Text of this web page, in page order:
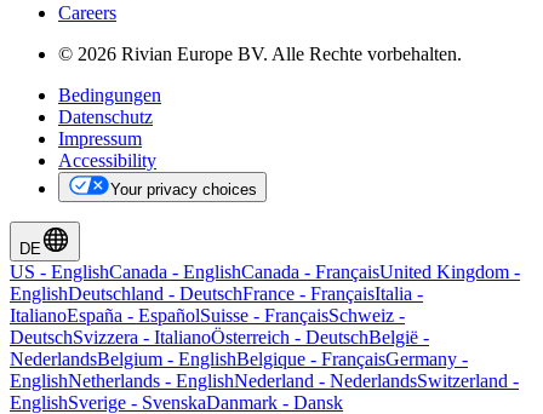
Careers
© 2026 Rivian Europe BV. Alle Rechte vorbehalten.
Bedingungen
Datenschutz
Impressum
Accessibility
Your privacy choices
DE
US - EnglishCanada - EnglishCanada - FrançaisUnited Kingdom -
EnglishDeutschland - DeutschFrance - FrançaisItalia -
ItalianoEspaña - EspañolSuisse - FrançaisSchweiz -
DeutschSvizzera - ItalianoÖsterreich - DeutschBelgië -
NederlandsBelgium - EnglishBelgique - FrançaisGermany -
EnglishNetherlands - EnglishNederland - NederlandsSwitzerland -
EnglishSverige - SvenskaDanmark - Dansk